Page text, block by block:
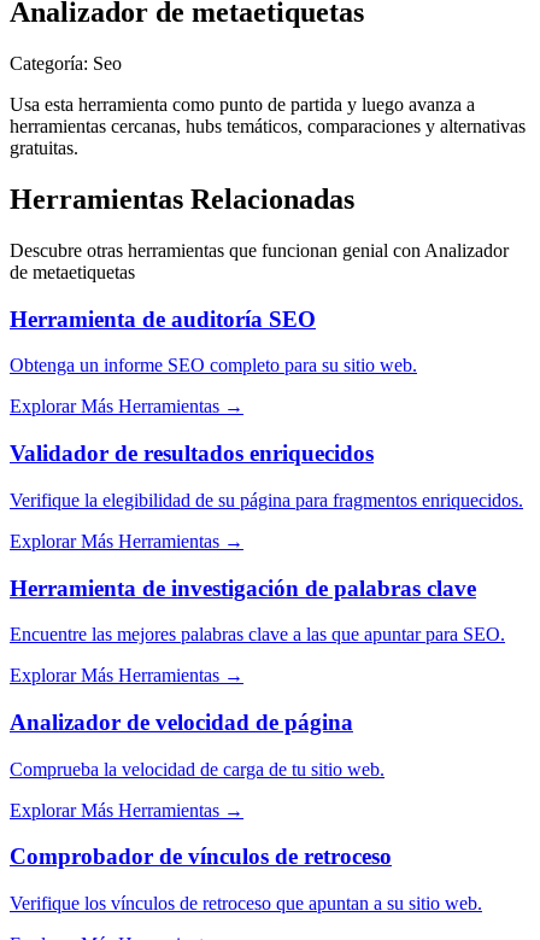
Analizador de metaetiquetas
Categoría: Seo
Usa esta herramienta como punto de partida y luego avanza a
herramientas cercanas, hubs temáticos, comparaciones y alternativas
gratuitas.
Herramientas Relacionadas
Descubre otras herramientas que funcionan genial con Analizador
de metaetiquetas
Herramienta de auditoría SEO
Obtenga un informe SEO completo para su sitio web.
Explorar Más Herramientas →
Validador de resultados enriquecidos
Verifique la elegibilidad de su página para fragmentos enriquecidos.
Explorar Más Herramientas →
Herramienta de investigación de palabras clave
Encuentre las mejores palabras clave a las que apuntar para SEO.
Explorar Más Herramientas →
Analizador de velocidad de página
Comprueba la velocidad de carga de tu sitio web.
Explorar Más Herramientas →
Comprobador de vínculos de retroceso
Verifique los vínculos de retroceso que apuntan a su sitio web.